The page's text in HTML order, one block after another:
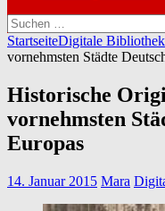
Suchen
nach:
StartseiteDigitale Bibliothek
vornehmsten Städte
Historische
vornehmsten
Europas
14. Januar 2015 Mara